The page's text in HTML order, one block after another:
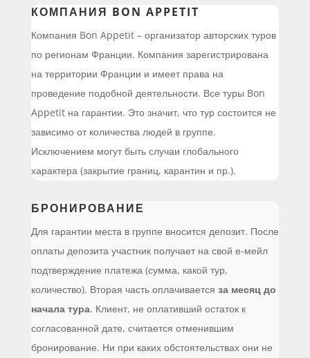
КОМПАНИЯ BON APPETIT
Компания Bon Appetit – организатор авторских туров
по регионам Франции. Компания зарегистрирована
на территории Франции и имеет права на
проведение подобной деятельности. Все туры Bon
Appetit на гарантии. Это значит, что тур состоится не
зависимо от количества людей в группе.
Исключением могут быть случаи глобального
характера (закрытие границ, карантин и пр.).
БРОНИРОВАНИЕ
Для гарантии места в группе вносится депозит. После
оплаты депозита участник получает на свой е-мейл
подтверждение платежа (сумма, какой тур,
количество). Вторая часть оплачивается за месяц до
начала тура. Клиент, не оплативший остаток к
согласованной дате, считается отменившим
бронирование. Ни при каких обстоятельствах они не